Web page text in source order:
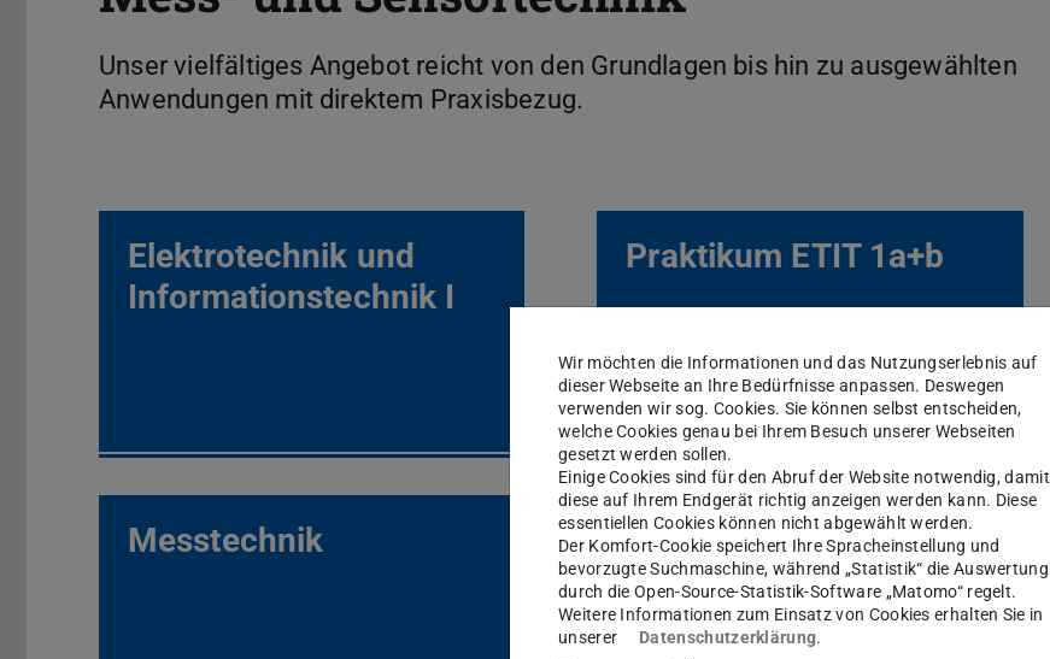
Unser vielfältiges Angebot reicht von den Grundlagen bis hin zu ausgewählten
Anwendungen mit direktem Praxisbezug.
Elektrotechnik und
Informationstechnik I
Praktikum ETIT 1a+b
Messtechnik Praktikum Messtechnik
Wir möchten die Informationen und das Nutzungserlebnis auf
dieser Webseite an Ihre Bedürfnisse anpassen. Deswegen
verwenden wir sog. Cookies. Sie können selbst entscheiden,
welche Cookies genau bei Ihrem Besuch unserer Webseiten
gesetzt werden sollen.
Einige Cookies sind für den Abruf der Website notwendig, damit
diese auf Ihrem Endgerät richtig anzeigen werden kann. Diese
essentiellen Cookies können nicht abgewählt werden.
Der Komfort-Cookie speichert Ihre Spracheinstellung und
bevorzugte Suchmaschine, während „Statistik“ die Auswertung
durch die Open-Source-Statistik-Software „Matomo“ regelt.
Weitere Informationen zum Einsatz von Cookies erhalten Sie in
unserer
Datenschutzerklärung.